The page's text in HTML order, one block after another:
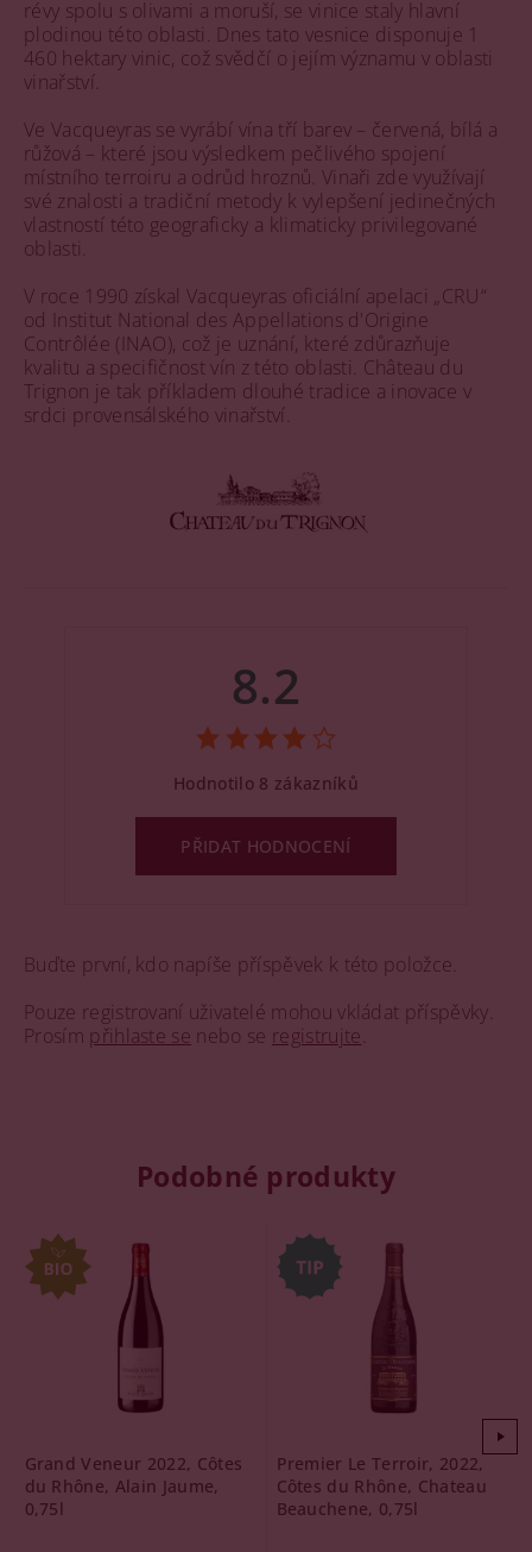
révy spolu s olivami a moruší, se vinice staly hlavní
plodinou této oblasti. Dnes tato vesnice disponuje 1
460 hektary vinic, což svědčí o jejím významu v oblasti
vinařství.
Ve Vacqueyras se vyrábí vína tří barev – červená, bílá a
růžová – které jsou výsledkem pečlivého spojení
místního terroiru a odrůd hroznů. Vinaři zde využívají
své znalosti a tradiční metody k vylepšení jedinečných
vlastností této geograficky a klimaticky privilegované
oblasti.
V roce 1990 získal Vacqueyras oficiální apelaci „CRU“
od Institut National des Appellations d'Origine
Contrôlée (INAO), což je uznání, které zdůrazňuje
kvalitu a specifičnost vín z této oblasti. Château du
Trignon je tak příkladem dlouhé tradice a inovace v
srdci provensálského vinařství.
Buďte první, kdo napíše příspěvek k této položce.
Pouze registrovaní uživatelé mohou vkládat příspěvky.
Prosím přihlaste se nebo se registrujte
8.2
Hodnotilo 8 zákazníků
PŘIDAT HODNOCENÍ
Podobné produkty
Grand Veneur 2022, Côtes
du Rhône, Alain Jaume,
0,75l
Premier Le Terroir, 2022,
Côtes du Rhône, Chateau
Beauchene, 0,75l